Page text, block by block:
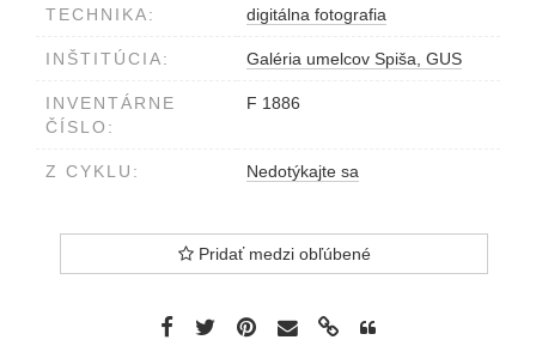
TECHNIKA: digitálna fotografia
INŠTITÚCIA: Galéria umelcov Spiša, GUS
INVENTÁRNE
ČÍSLO:
F 1886
Z CYKLU: Nedotýkajte sa
Pridať medzi obľúbené